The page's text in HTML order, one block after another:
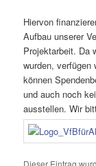
Hiervon
Aufbau unserer
Projektarbeit. Da
wurden, verfügen
können
und auch noch
ausstellen. Wir
Dieser Eintrag